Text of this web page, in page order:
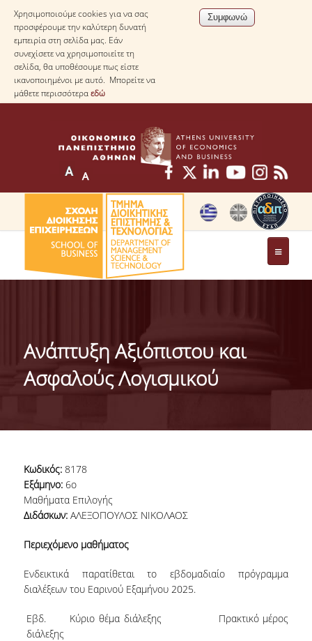
Χρησιμοποιούμε cookies για να σας
προσφέρουμε την καλύτερη δυνατή
εμπειρία στη σελίδα μας. Εάν
συνεχίσετε να χρησιμοποιείτε τη
σελίδα, θα υποθέσουμε πως είστε
ικανοποιημένοι με αυτό. Μπορείτε να
μάθετε περισσότεραεδώ
ΤΟ ΤΜΗΜΑ
ΤΑΥΤΟΤΗΤΑ ΤΟΥ ΤΜΗΜΑΤΟΣ
ΑΠΟΣΤΟΛΗ ΤΟΥ ΤΜΗΜΑΤΟΣ
ΔΙΟΙΚΗΣΗ ΤΟΥ ΤΜΗΜΑΤΟΣ
ΕΠΑΓΓΕΛΜΑΤΙΚΕΣ ΠΡΟΟΠΤΙΚΕΣ
ΓΙΑ ΜΑΘΗΤΕΣ ΛΥΚΕΙΟΥ
ΠΡΟΓΡΑΜΜΑ ΥΠΟΤΡΟΦΙΩΝ
ΚΡΙΤΗΡΙΑ ΚΑΙ ΔΙΑΔΙΚΑΣΙΑ ΕΠΙΛΟΓΗΣ
ΕΡΓΑΣΤΗΡΙΑΚΗ ΥΠΟΔΟΜΗ
Ανάπτυξη Αξιόπιστου και
Ασφαλούς Λογισμικού
Κωδικός: 8178
Εξάμηνο: 6ο
Μαθήματα Επιλογής
Διδάσκων: ΑΛΕΞΟΠΟΥΛΟΣ ΝΙΚΟΛΑΟΣ
Περιεχόμενο μαθήματος
Ενδεικτικά παρατίθεται το εβδομαδιαίο πρόγραμμα
διαλέξεων του Εαρινού Εξαμήνου 2025.
Εβδ. Κύριο θέμα διάλεξης Πρακτικό μέρος
διάλεξης